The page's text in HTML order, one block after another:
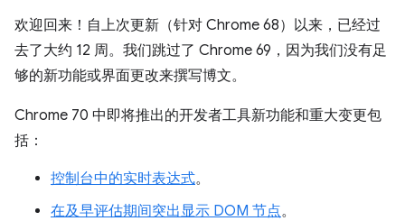
欢迎回来！自上次更新（针对 Chrome 68）以来，已经过
去了大约 12 周。我们跳过了 Chrome 69，因为我们没有足
够的新功能或界面更改来撰写博文。
Chrome 70 中即将推出的开发者工具新功能和重大变更包
括：
控制台中的实时表达式。
在及早评估期间突出显示 DOM 节点。